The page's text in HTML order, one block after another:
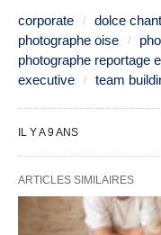
corporate dolce
photographe oise
photographe reportage
executive
team
IL Y A 9 ANS
ARTICLES SIMILAIRES